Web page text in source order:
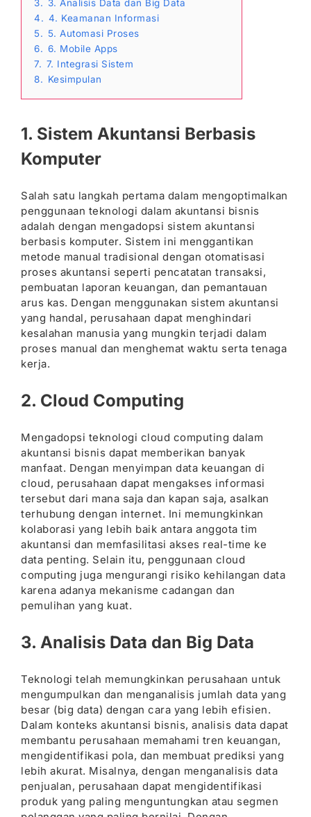
3. 3. Analisis Data dan Big Data
4. 4. Keamanan Informasi
5. 5. Automasi Proses
6. 6. Mobile Apps
7. 7. Integrasi Sistem
8. Kesimpulan
1. Sistem Akuntansi Berbasis
Komputer
Salah satu langkah pertama dalam mengoptimalkan
penggunaan teknologi dalam akuntansi bisnis
adalah dengan mengadopsi sistem akuntansi
berbasis komputer. Sistem ini menggantikan
metode manual tradisional dengan otomatisasi
proses akuntansi seperti pencatatan transaksi,
pembuatan laporan keuangan, dan pemantauan
arus kas. Dengan menggunakan sistem akuntansi
yang handal, perusahaan dapat menghindari
kesalahan manusia yang mungkin terjadi dalam
proses manual dan menghemat waktu serta tenaga
kerja.
2. Cloud Computing
Mengadopsi teknologi cloud computing dalam
akuntansi bisnis dapat memberikan banyak
manfaat. Dengan menyimpan data keuangan di
cloud, perusahaan dapat mengakses informasi
tersebut dari mana saja dan kapan saja, asalkan
terhubung dengan internet. Ini memungkinkan
kolaborasi yang lebih baik antara anggota tim
akuntansi dan memfasilitasi akses real-time ke
data penting. Selain itu, penggunaan cloud
computing juga mengurangi risiko kehilangan data
karena adanya mekanisme cadangan dan
pemulihan yang kuat.
3. Analisis Data dan Big Data
Teknologi telah memungkinkan perusahaan untuk
mengumpulkan dan menganalisis jumlah data yang
besar (big data) dengan cara yang lebih efisien.
Dalam konteks akuntansi bisnis, analisis data dapat
membantu perusahaan memahami tren keuangan,
mengidentifikasi pola, dan membuat prediksi yang
lebih akurat. Misalnya, dengan menganalisis data
penjualan, perusahaan dapat mengidentifikasi
produk yang paling menguntungkan atau segmen